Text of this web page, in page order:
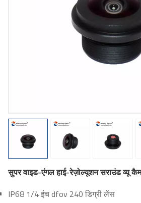
सुपर वाइड-एंगल हाई-रेज़ोल्यूशन सराउंड व्यू
IP68 1/4 इंच dfov 240 डिग्री लेंस